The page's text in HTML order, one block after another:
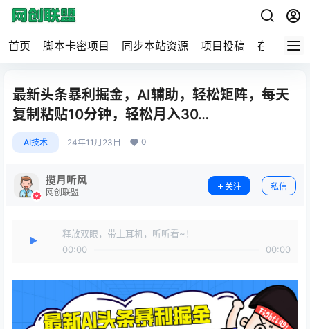
首页 脚本卡密项目 同步本站资源 项目投稿 在线工具
最新头条暴利掘金，AI辅助，轻松矩阵，每天
复制粘贴10分钟，轻松月入30…
AI技术 24年11月23日 0
揽月听风
网创联盟
关注 私信
释放双眼，带上耳机，听听看~！
00:00
00:00